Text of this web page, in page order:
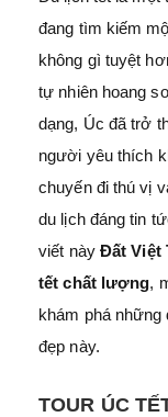
đang tìm kiếm
không gì tuyệt
tự nhiên hoang
dạng, Úc đã trở
người yêu thích
chuyến đi thú vị
du lịch đáng tin
viết này Đất Việt
tết chất lượng,
khám phá những
đẹp này.
TOUR ÚC